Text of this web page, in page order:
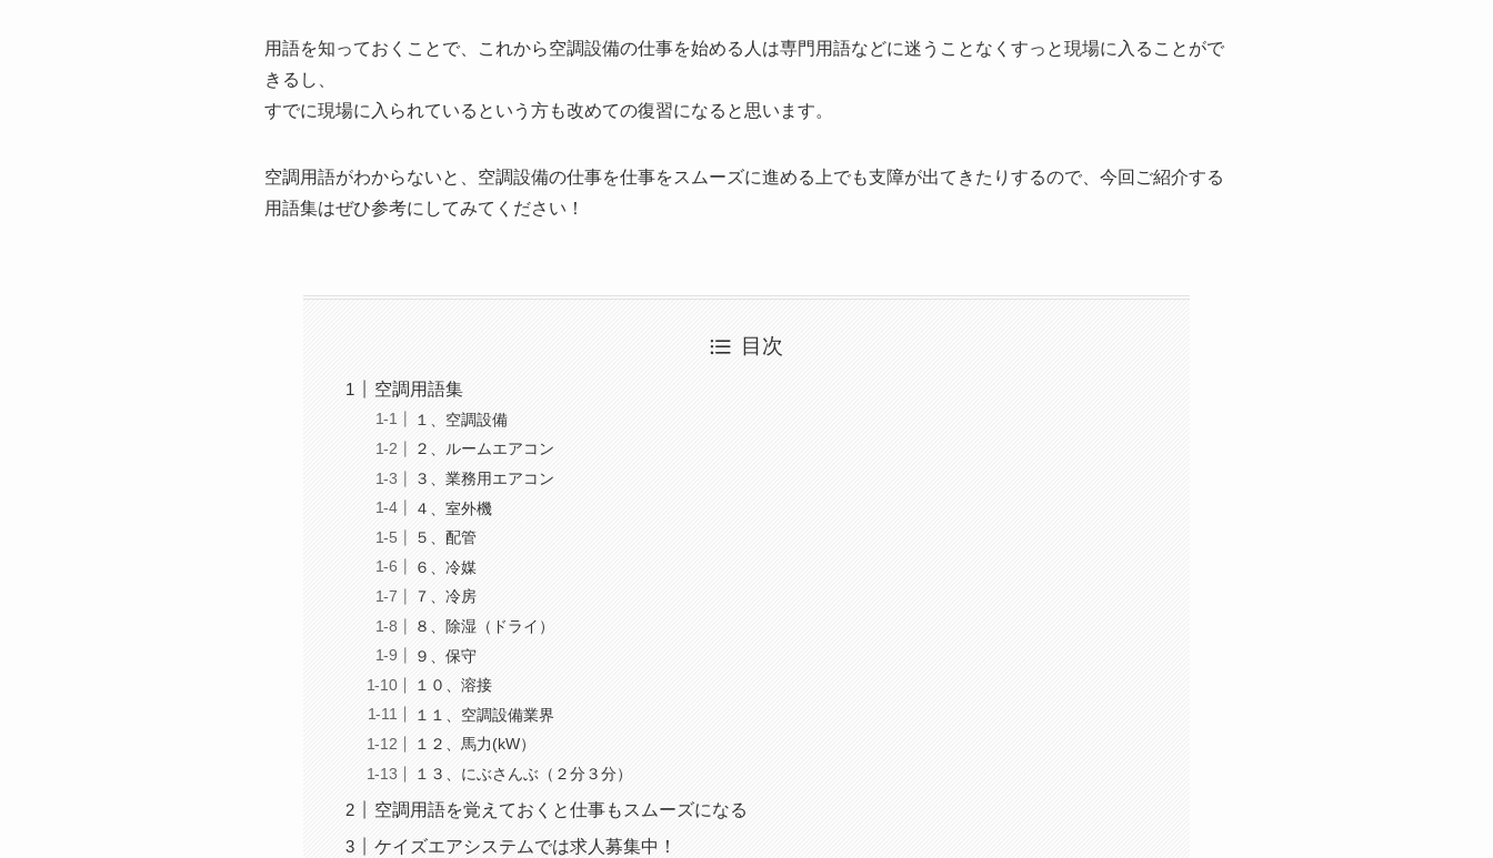
用語を知っておくことで、これから空調設備の仕事を始める人は専門用語などに迷うことなくすっと現場に入ることがで
きるし、
すでに現場に入られているという方も改めての復習になると思います。
空調用語がわからないと、空調設備の仕事を仕事をスムーズに進める上でも支障が出てきたりするので、今回ご紹介する
用語集はぜひ参考にしてみてください！
目次
空調用語集
１、空調設備
２、ルームエアコン
３、業務用エアコン
４、室外機
５、配管
６、冷媒
７、冷房
８、除湿（ドライ）
９、保守
１０、溶接
１１、空調設備業界
１２、馬力(kW）
１３、にぶさんぶ（２分３分）
空調用語を覚えておくと仕事もスムーズになる
ケイズエアシステムでは求人募集中！